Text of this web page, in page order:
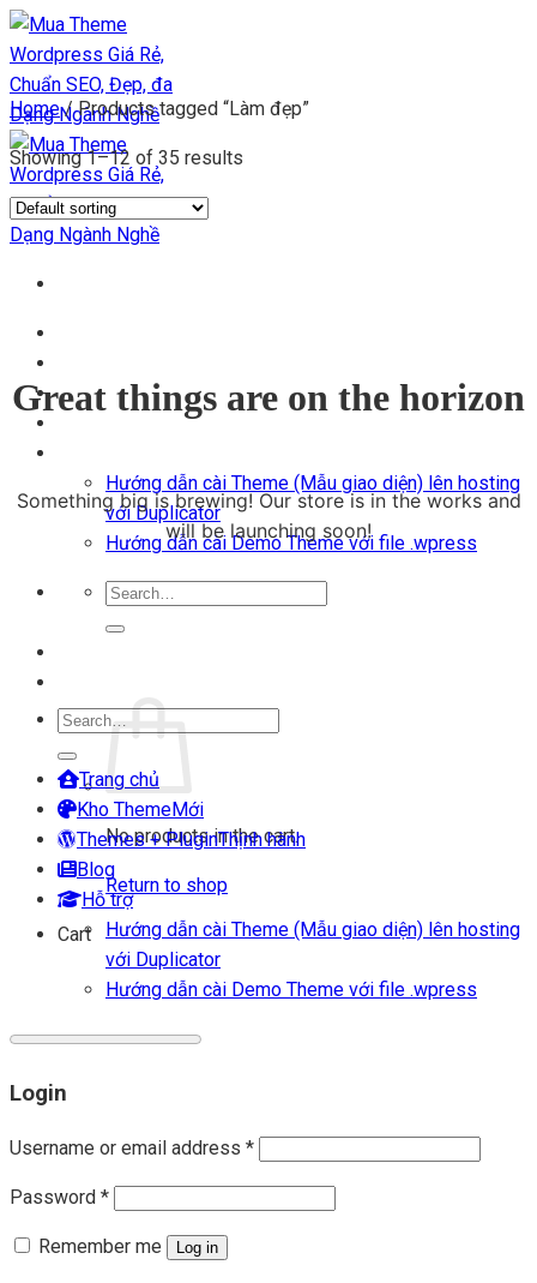
Chuyển
đến
nội
dung
Themes + Plugin
Hướng dẫn cài Theme (Mẫu giao diện) lên hosting
với Duplicator
Hướng dẫn cài Demo Theme với file .wpress
Search
for:
No products in the cart.
Return to shop
Cart
Home /Products tagged “Làm đẹp”
Showing 1–12 of 35 results
Great things are on the horizon
Something big is brewing! Our store is in the works and
will be launching soon!
Search
for:
Trang chủ
Kho Theme
Themes + Plugin
Blog
Hỗ trợ
Hướng dẫn cài Theme (Mẫu giao diện) lên hosting
với Duplicator
Hướng dẫn cài Demo Theme với file .wpress
Login
Username or email address *
Password *
Remember me Log in